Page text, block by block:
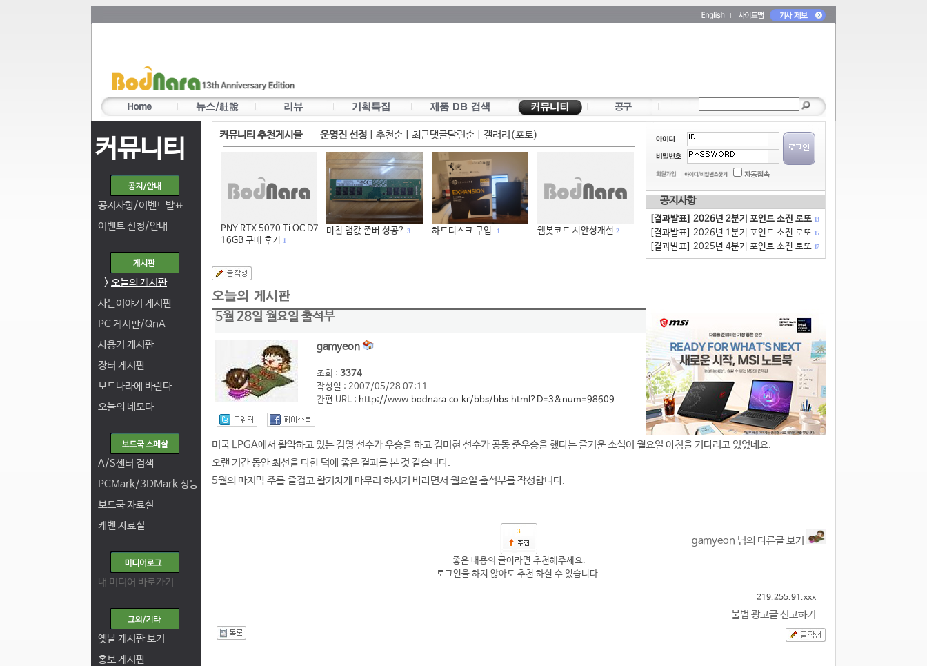
커뮤니티
공지사항/이벤트발표
이벤트 신청/안내
-> 오늘의 게시판
사는이야기 게시판
PC 게시판/QnA
사용기 게시판
장터 게시판
보드나라에 바란다
오늘의 네모다
A/S센터 검색
PCMark/3DMark 성능
보드국 자료실
케벤 자료실
내 미디어 바로가기
옛날 게시판 보기
홍보 게시판
커뮤니티 추천게시물 운영진 선정 추천순| 최근댓글달린순| 갤러리(포토)
PNY RTX 5070 Ti OC D7
16GB 구매 후기
1
미친 램값 존버 성공? 3 하드디스크 구입. 1 웹봇코드 시안성개선 2
공지사항
[결과발표] 2026년 2분기 포인트 소진 로또 13
[결과발표] 2026년 1분기 포인트 소진 로또 15
[결과발표] 2025년 4분기 포인트 소진 로또 17
5월 28일 월요일 출석부
gamyeon
조회 : 3374
작성일 : 2007/05/28 07:11
간편 URL : http://www.bodnara.co.kr/bbs/bbs.html?D=3&num=98609
미국 LPGA에서 활약하고 있는 김영 선수가 우승을 하고 김미현 선수가 공동 준우승을 했다는 즐거운 소식이 월요일 아침을 기다리고 있었네요.
오랜 기간 동안 최선을 다한 덕에 좋은 결과를 본 것 같습니다.
5월의 마지막 주를 즐겁고 활기차게 마무리 하시기 바라면서 월요일 출석부를 작성합니다.
3
gamyeon 님의 다른글 보기
좋은 내용의 글이라면 추천해주세요.
로그인을 하지 않아도 추천 하실 수 있습니다.
219.255.91.xxx
불법 광고글 신고하기